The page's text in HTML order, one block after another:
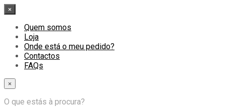
×
Quem somos
Loja
Onde está o meu pedido?
Contactos
FAQs
×
O que estás à procura?